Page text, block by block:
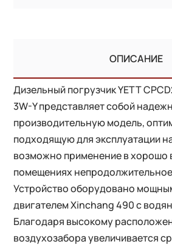
ОПИСАНИЕ
Дизельный погрузчик YETT
3W-Y представляет собой
производительную модель,
подходящую для эксплуатации
возможно применение в хорошо
помещениях
Устройство оборудовано
двигателем Xinchang 490 с
Благодаря высокому
воздухозабора увеличивается